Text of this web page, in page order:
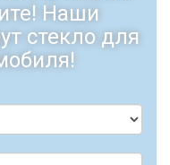
Наши
стекло для